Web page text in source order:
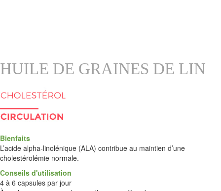
HUILE DE GRAINES DE LIN
Bienfaits
L’acide alpha-linolénique (ALA) contribue au maintien d’une
cholestérolémie normale.
Conseils d'utilisation
4 à 6 capsules par jour